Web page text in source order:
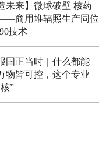
未来】微球破壁 核药
商用堆辐照生产同位
技术
国正当时｜什么都能
物皆可控，这个专业
”